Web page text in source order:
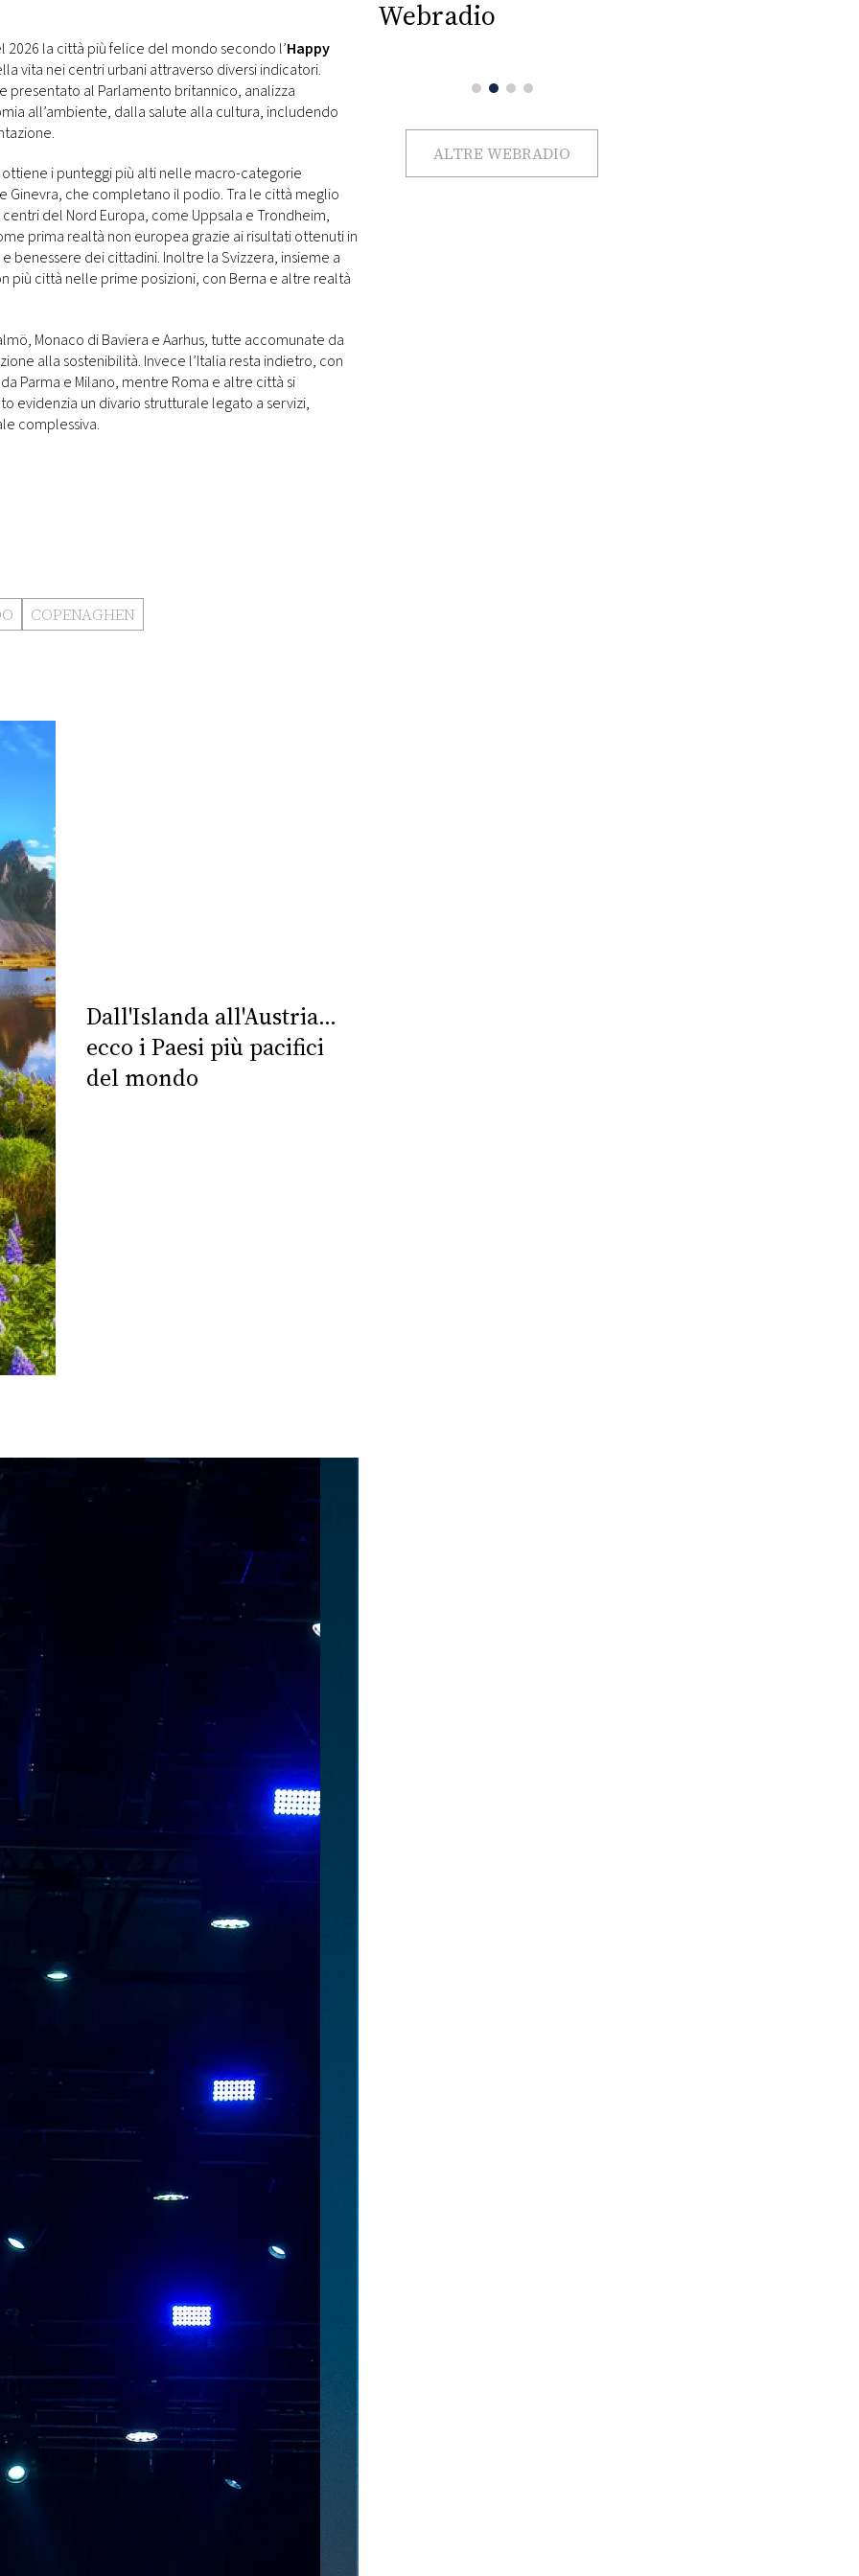
2026 la città più felice del mondo secondo l’Happy
vita nei centri urbani attraverso diversi indicatori.
presentato al Parlamento britannico, analizza
all’ambiente, dalla salute alla cultura, includendo
i punteggi più alti nelle macro-categorie
Ginevra, che completano il podio. Tra le città meglio
del Nord Europa, come Uppsala e Trondheim,
prima realtà non europea grazie ai risultati ottenuti in
benessere dei cittadini. Inoltre la Svizzera, insieme a
più città nelle prime posizioni, con Berna e altre realtà
Monaco di Baviera e Aarhus, tutte accomunate da
alla sostenibilità. Invece l’Italia resta indietro, con
Parma e Milano, mentre Roma e altre città si
evidenzia un divario strutturale legato a servizi,
complessiva.
COPENAGHEN
Dall'Islanda all'Austria...
ecco i Paesi più pacifici
del mondo
Webradio
ALTRE WEBRADIO